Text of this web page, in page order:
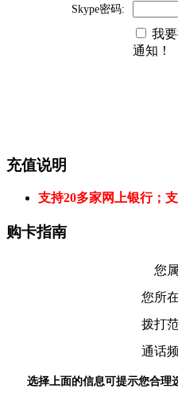
Skype密码:
我
通知！
充值说明
支持20多家网上银行；
购卡指南
您
您所
拨打
通话
选择上面的信息可提示您合理